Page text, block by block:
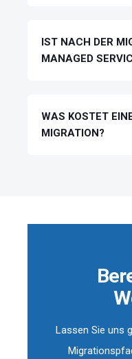
IST NACH DER
MANAGED
WAS KOSTET
MIGRATION?
Lassen Sie uns